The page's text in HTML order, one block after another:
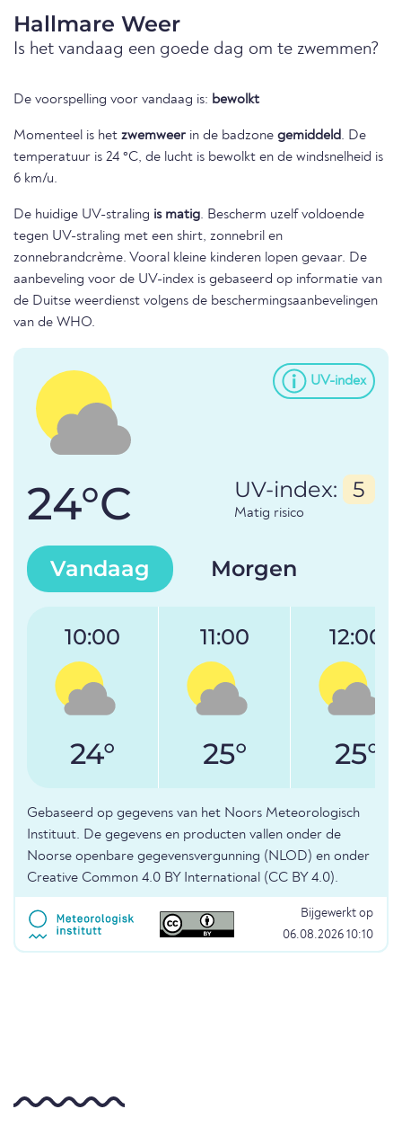
Hallmare Weer
Is het vandaag een goede dag om te zwemmen?
De voorspelling voor vandaag is: bewolkt
Momenteel is het zwemweer in de badzone gemiddeld. De
temperatuur is 24 °C, de lucht is bewolkt en de windsnelheid is
6 km/u.
De huidige UV-straling is matig. Bescherm uzelf voldoende
tegen UV-straling met een shirt, zonnebril en
zonnebrandcrème. Vooral kleine kinderen lopen gevaar. De
aanbeveling voor de UV-index is gebaseerd op informatie van
de Duitse weerdienst volgens de beschermingsaanbevelingen
van de WHO.
UV-index
24°C UV-index: 5
Matig risico
Vandaag Morgen
10:00
24°
11:00
25°
12:00
25°
Gebaseerd op gegevens van het Noors Meteorologisch
Instituut. De gegevens en producten vallen onder de
Noorse openbare gegevensvergunning (NLOD) en onder
Creative Common 4.0 BY International (CC BY 4.0).
Bijgewerkt op
06.08.2026 10:10